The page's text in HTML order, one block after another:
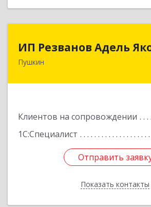
ИП Резванов Адель
Пушкин
Клиентов на сопровождении
1С:Специалист
Отправить
Показать контакты
196602, Санкт-Петербург г,
Отправить
Назад